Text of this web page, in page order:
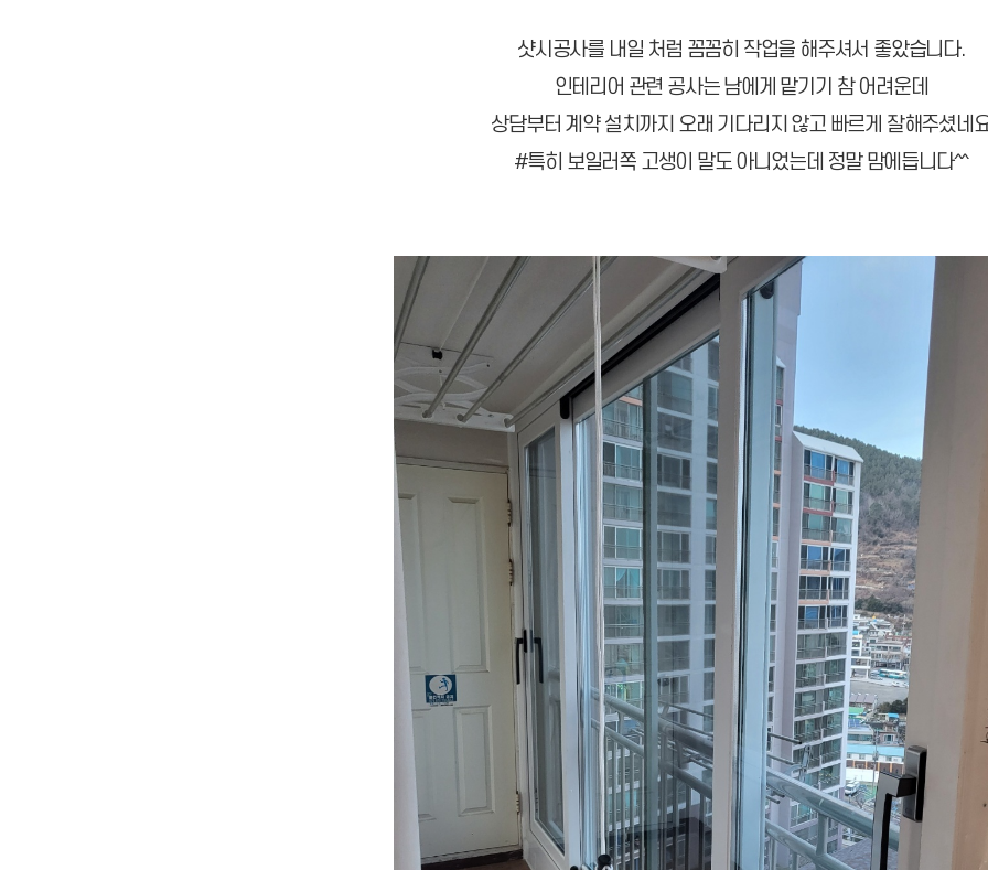
샷시공사를 내일 처럼 꼼꼼히 작업을 해주셔서 좋았습니다.
인테리어 관련 공사는 남에게 맡기기 참 어려운데
상담부터 계약 설치까지 오래 기다리지 않고 빠르게 잘해주셨네
#특히 보일러쪽 고생이 말도 아니었는데 정말 맘에듭니다^^